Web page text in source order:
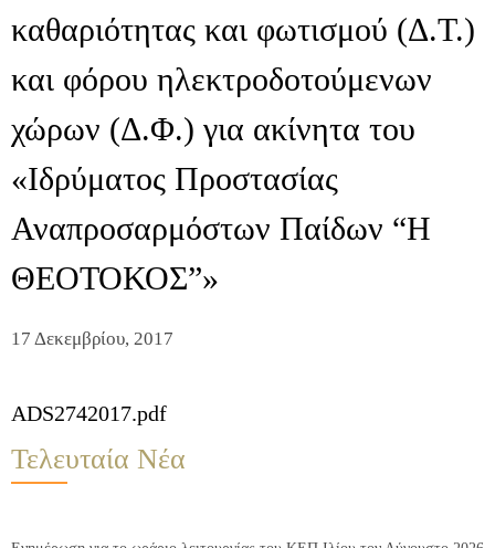
καθαριότητας και φωτισμού (Δ.Τ.)
και φόρου ηλεκτροδοτούμενων
χώρων (Δ.Φ.) για ακίνητα του
«Ιδρύματος Προστασίας
Αναπροσαρμόστων Παίδων “Η
ΘΕΟΤΟΚΟΣ”»
17 Δεκεμβρίου, 2017
ADS2742017.pdf
Τελευταία Νέα